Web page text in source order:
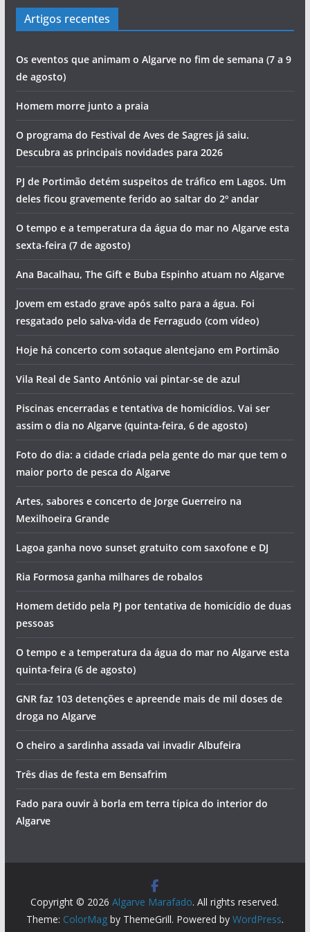
Artigos recentes
Os eventos que animam o Algarve no fim de semana (7 a 9
de agosto)
Homem morre junto a praia
O programa do Festival de Aves de Sagres já saiu.
Descubra as principais novidades para 2026
PJ de Portimão detém suspeitos de tráfico em Lagos. Um
deles ficou gravemente ferido ao saltar do 2º andar
O tempo e a temperatura da água do mar no Algarve esta
sexta-feira (7 de agosto)
Ana Bacalhau, The Gift e Buba Espinho atuam no Algarve
Jovem em estado grave após salto para a água. Foi
resgatado pelo salva-vida de Ferragudo (com vídeo)
Hoje há concerto com sotaque alentejano em Portimão
Vila Real de Santo António vai pintar-se de azul
Piscinas encerradas e tentativa de homicídios. Vai ser
assim o dia no Algarve (quinta-feira, 6 de agosto)
Foto do dia: a cidade criada pela gente do mar que tem o
maior porto de pesca do Algarve
Artes, sabores e concerto de Jorge Guerreiro na
Mexilhoeira Grande
Lagoa ganha novo sunset gratuito com saxofone e DJ
Ria Formosa ganha milhares de robalos
Homem detido pela PJ por tentativa de homicídio de duas
pessoas
O tempo e a temperatura da água do mar no Algarve esta
quinta-feira (6 de agosto)
GNR faz 103 detenções e apreende mais de mil doses de
droga no Algarve
O cheiro a sardinha assada vai invadir Albufeira
Três dias de festa em Bensafrim
Fado para ouvir à borla em terra típica do interior do
Algarve
Copyright © 2026Algarve Marafado. All rights reserved.
Theme: ColorMagby ThemeGrill. Powered by WordPress.